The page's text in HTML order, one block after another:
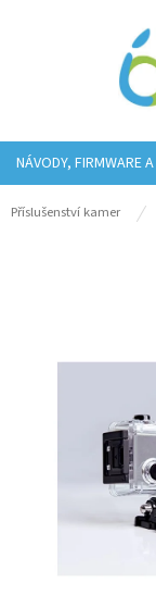
NÁVODY, FIRMWARE
Příslušenství kamer